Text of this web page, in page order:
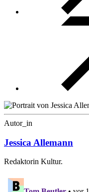
Autor_in
Jessica Allemann
Redaktorin Kultur.